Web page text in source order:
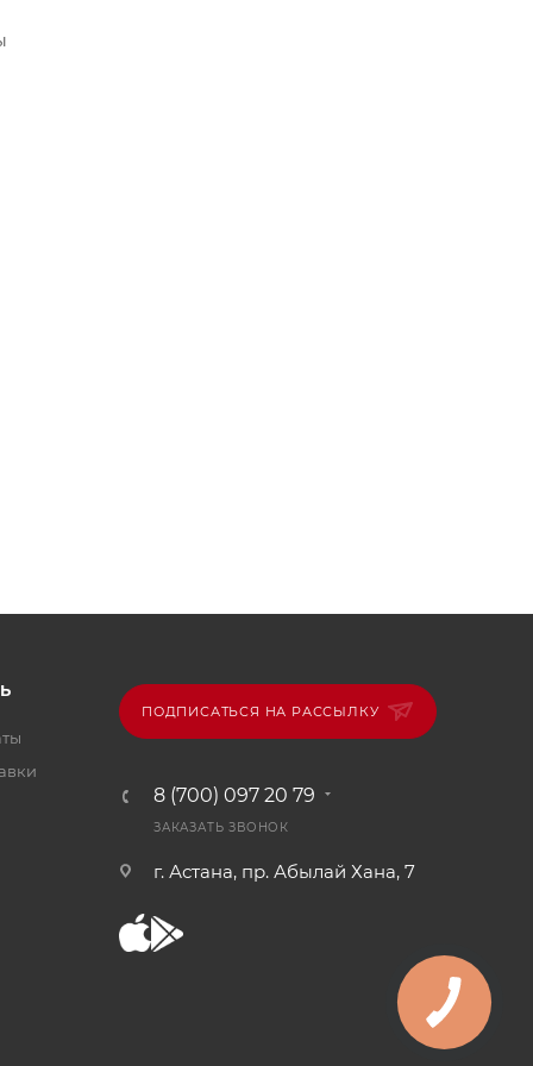
ПОДПИСАТЬСЯ НА РАССЫЛКУ
8 (700) 097 20 79
ЗАКАЗАТЬ ЗВОНОК
г. Астана, пр. Абылай Хана, 7